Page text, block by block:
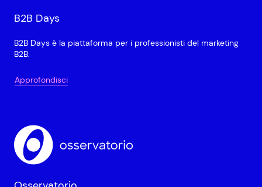
B2B Days
B2B Days è la piattaforma per i professionisti del marketing
B2B.
Approfondisci